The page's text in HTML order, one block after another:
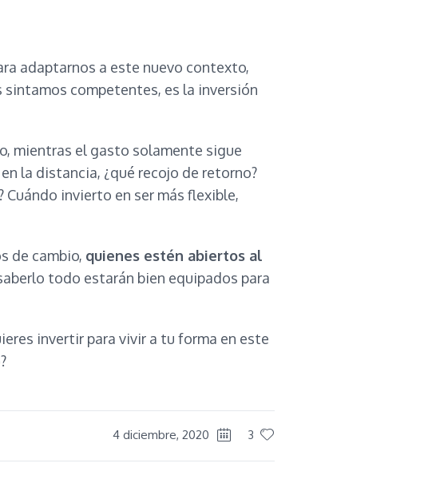
adaptarnos a este nuevo contexto,
competentes, es la inversión
mientras el gasto solamente sigue
la distancia, ¿qué recojo de retorno?
invierto en ser más flexible,
de cambio, quienes estén abiertos al
todo estarán bien equipados para
invertir para vivir a tu forma en este
4 diciembre, 2020 3